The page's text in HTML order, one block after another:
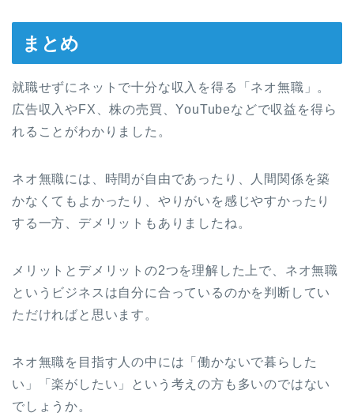
まとめ
就職せずにネットで十分な収入を得る「ネオ無職」。
広告収入やFX、株の売買、YouTubeなどで収益を得ら
れることがわかりました。
ネオ無職には、時間が自由であったり、人間関係を築
かなくてもよかったり、やりがいを感じやすかったり
する一方、デメリットもありましたね。
メリットとデメリットの2つを理解した上で、ネオ無職
というビジネスは自分に合っているのかを判断してい
ただければと思います。
ネオ無職を目指す人の中には「働かないで暮らした
い」「楽がしたい」という考えの方も多いのではない
でしょうか。